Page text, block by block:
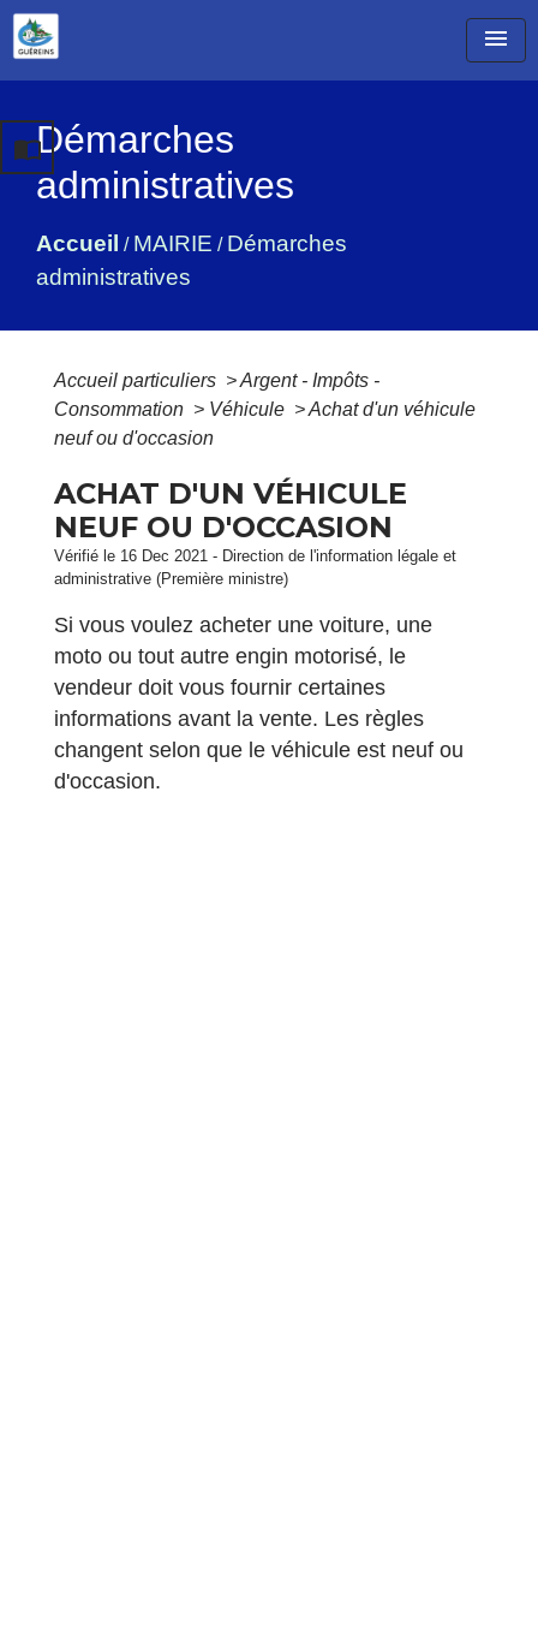
menu
Démarches
administratives
Accueil / MAIRIE / Démarches
administratives
import_contacts
Accueil particuliers >Argent - Impôts -
Consommation > Véhicule >Achat d'un véhicule
neuf ou d'occasion
ACHAT D'UN VÉHICULE
NEUF OU D'OCCASION
Vérifié le 16 Dec 2021 - Direction de l'information légale et
administrative (Première ministre)
Si vous voulez acheter une voiture, une
moto ou tout autre engin motorisé, le
vendeur doit vous fournir certaines
informations avant la vente. Les règles
changent selon que le véhicule est neuf ou
d'occasion.